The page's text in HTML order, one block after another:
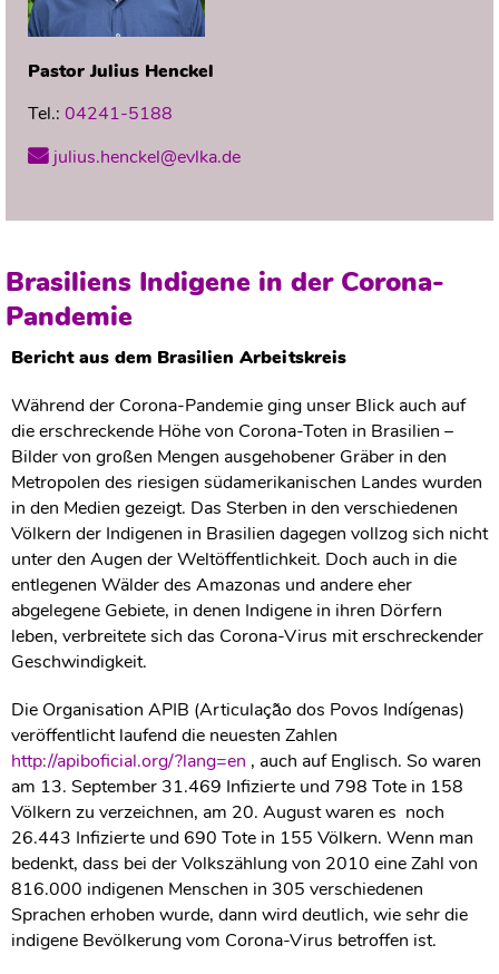
PastorJulius Henckel
Tel.: 04241-5188
julius.henckel@evlka.de
Brasiliens Indigene in der Corona-
Pandemie
Bericht aus dem Brasilien Arbeitskreis
Während der Corona-Pandemie ging unser Blick auch auf
die erschreckende Höhe von Corona-Toten in Brasilien –
Bilder von großen Mengen ausgehobener Gräber in den
Metropolen des riesigen südamerikanischen Landes wurden
in den Medien gezeigt. Das Sterben in den verschiedenen
Völkern der Indigenen in Brasilien dagegen vollzog sich nicht
unter den Augen der Weltöffentlichkeit. Doch auch in die
entlegenen Wälder des Amazonas und andere eher
abgelegene Gebiete, in denen Indigene in ihren Dörfern
leben, verbreitete sich das Corona-Virus mit erschreckender
Geschwindigkeit.
Die Organisation APIB (Articulaça͂o dos Povos Indígenas)
veröffentlicht laufend die neuesten Zahlen
http://apiboficial.org/?lang=en , auch auf Englisch. So waren
am 13. September 31.469 Infizierte und 798 Tote in 158
Völkern zu verzeichnen, am 20. August waren es noch
26.443 Infizierte und 690 Tote in 155 Völkern. Wenn man
bedenkt, dass bei der Volkszählung von 2010 eine Zahl von
816.000 indigenen Menschen in 305 verschiedenen
Sprachen erhoben wurde, dann wird deutlich, wie sehr die
indigene Bevölkerung vom Corona-Virus betroffen ist.